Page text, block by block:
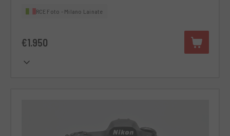
RCE Foto - Milano Lainate
€1.950